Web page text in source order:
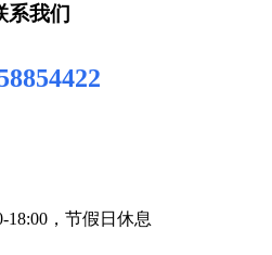
系我们
18:00，节假日休息